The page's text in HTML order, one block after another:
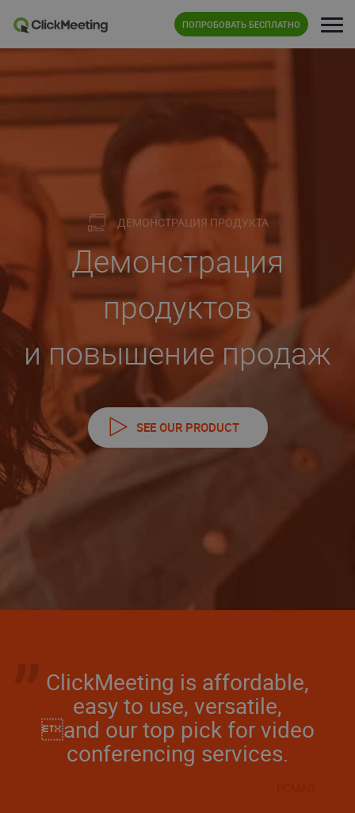
ПОПРОБОВАТЬ БЕСПЛАТНО
ДЕМОНСТРАЦИЯ ПРОДУКТА
Демонстрация
продуктов
и повышение продаж
SEE OUR PRODUCT
ClickMeeting is affordable,
easy to use, versatile,
and our top pick for video
conferencing services.